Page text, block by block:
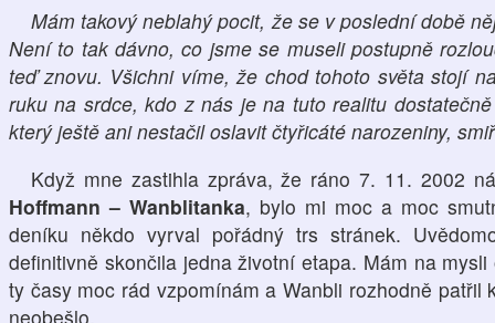
Mám takový neblahý pocit, že se v poslední době
Není to tak dávno, co jsme se museli postupně
teď znovu. Všichni víme, že chod tohoto světa stojí
ruku na srdce, kdo z nás je na tuto realitu
který ještě ani nestačil oslavit čtyřicáté narozeniny,
Když mne zastihla zpráva, že ráno 7. 11. 2002
Hoffmann – Wanblitanka, bylo mi moc a moc
deníku někdo vyrval pořádný trs stránek.
definitivně skončila jedna životní etapa. Mám na
ty časy moc rád vzpomínám a Wanbli rozhodně patřil
neobešlo.